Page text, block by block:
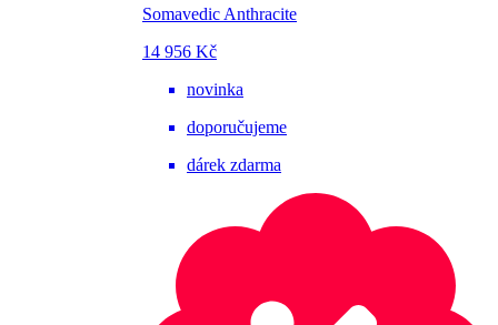
Somavedic Anthracite
14 956 Kč
novinka
doporučujeme
dárek zdarma